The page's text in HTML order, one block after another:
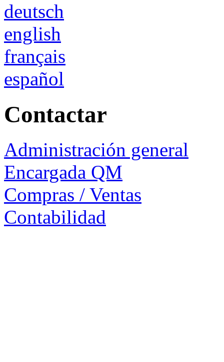
deutsch
english
français
español
Contactar
Administración general
Encargada QM
Compras / Ventas
Contabilidad